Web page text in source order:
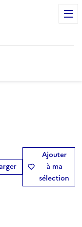
Ajouter
à ma
sélection